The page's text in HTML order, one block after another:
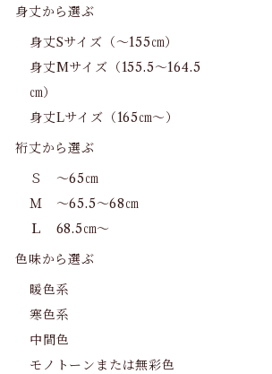
身丈から選ぶ
身丈Sサイズ（～155㎝）
身丈Mサイズ（155.5～164.5
㎝）
身丈Lサイズ（165㎝～）
裄丈から選ぶ
Ｓ ～65㎝
Ｍ ～65.5～68㎝
Ｌ 68.5㎝～
色味から選ぶ
暖色系
寒色系
中間色
モノトーンまたは無彩色